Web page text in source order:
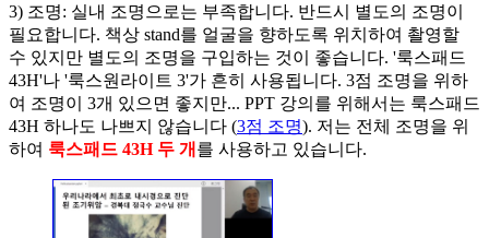
3) 조명: 실내 조명으로는 부족합니다. 반드시 별도의 조명이
필요합니다. 책상 stand를 얼굴을 향하도록 위치하여 촬영할
수 있지만 별도의 조명을 구입하는 것이 좋습니다. '룩스패드
43H'나 '룩스원라이트 3'가 흔히 사용됩니다. 3점 조명을 위하
여 조명이 3개 있으면 좋지만... PPT 강의를 위해서는 룩스패드
43H 하나도 나쁘지 않습니다 (3점 조명). 저는 전체 조명을 위
하여 룩스패드 43H 두 개 를 사용하고 있습니다.